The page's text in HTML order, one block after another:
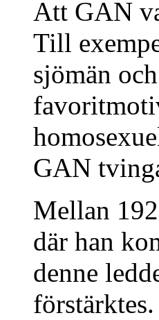
Att GAN
Till
sjömän
GAN
Mellan
där han
denne
förstärktes.